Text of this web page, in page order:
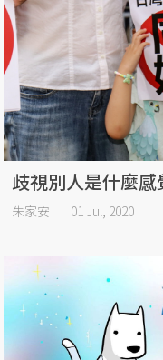
歧視別人是什麼感
朱家安 01 Jul, 2020